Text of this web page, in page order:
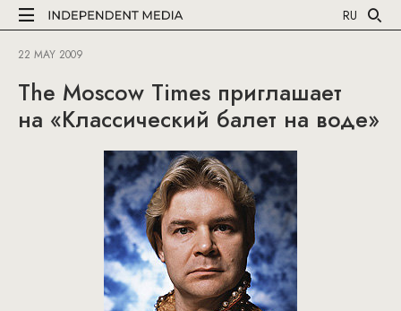
RU
22 MAY 2009
The Moscow Times приглашает
на «Классический балет на воде»